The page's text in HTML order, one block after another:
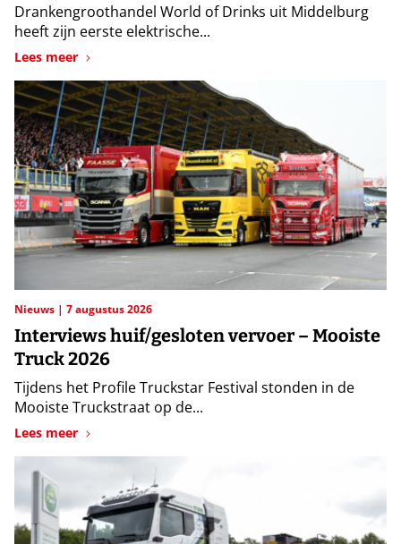
Drankengroothandel World of Drinks uit Middelburg
heeft zijn eerste elektrische...
Lees meer
Nieuws 7 augustus 2026
Interviews huif/gesloten vervoer – Mooiste
Truck 2026
Tijdens het Profile Truckstar Festival stonden in de
Mooiste Truckstraat op de...
Lees meer